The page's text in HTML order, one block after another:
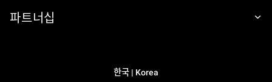
파트너십
한국 | Korea